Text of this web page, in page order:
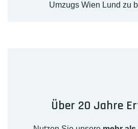
Umzugs Wien Lund zu
Über 20 Jahre